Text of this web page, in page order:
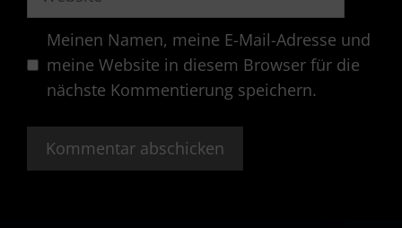
Meinen Namen, meine E-Mail-Adresse und
meine Website in diesem Browser für die
nächste Kommentierung speichern.